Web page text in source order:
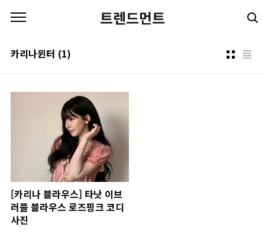
트렌드먼트
카리나윈터 (1)
[카리나 블라우스] 타낫 이브
러플 블라우스 로즈핑크 코디
사진